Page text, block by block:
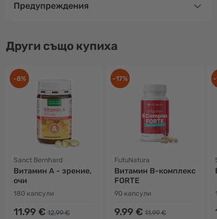
Предупреждения
Други също купиха
-8%
Sanct Bernhard
Витамин А - зрение,
очи
180 капсули
11.99 € 12.99 €
-17%
FutuNatura
Витамин B-комплекс
FORTE
90 капсули
9.99 € 11.99 €